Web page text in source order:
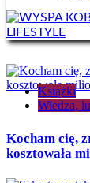
Książki
Wiedza,
Kocham cię,
kosztowała